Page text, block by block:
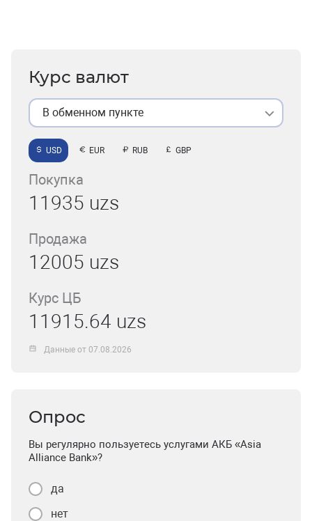
Курс валют
В обменном пункте
USD EUR RUB GBP
Покупка
11935 uzs
Продажа
12005 uzs
Курс ЦБ
11915.64 uzs
Данные от 07.08.2026
Опрос
Вы регулярно пользуетесь услугами АКБ «Asia
Alliance Bank»?
да
нет